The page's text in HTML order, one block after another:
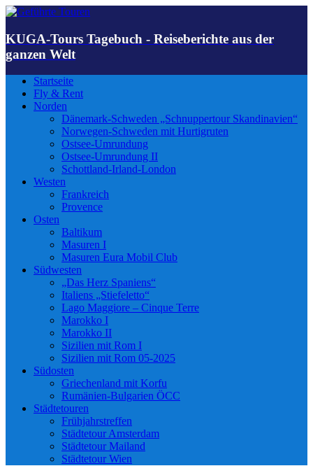
KUGA-Tours Tagebuch - Reiseberichte aus der
ganzen Welt
Startseite
Fly & Rent
Norden
Dänemark-Schweden „Schnuppertour Skandinavien“
Norwegen-Schweden mit Hurtigruten
Ostsee-Umrundung
Ostsee-Umrundung II
Schottland-Irland-London
Westen
Frankreich
Provence
Osten
Baltikum
Masuren I
Masuren Eura Mobil Club
Südwesten
„Das Herz Spaniens“
Italiens „Stiefeletto“
Lago Maggiore – Cinque Terre
Marokko I
Marokko II
Sizilien mit Rom I
Sizilien mit Rom 05-2025
Südosten
Griechenland mit Korfu
Rumänien-Bulgarien ÖCC
Städtetouren
Frühjahrstreffen
Städtetour Amsterdam
Städtetour Mailand
Städtetour Wien